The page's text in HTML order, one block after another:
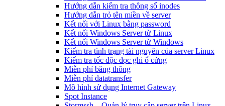
Hướng dẫn kiểm tra thông số inodes
Hướng dẫn trỏ tên miền về server
Kết nối với Linux bằng password
Kết nối Windows Server từ Linux
Kết nối Windows Server từ Windows
Kiểm tra tình trạng tài nguyên của server Linux
Kiểm tra tốc độc đọc ghi ổ cứng
Miễn phí băng thông
Miễn phí datatransfer
Mô hình sử dụng Internet Gateway
Spot Instance